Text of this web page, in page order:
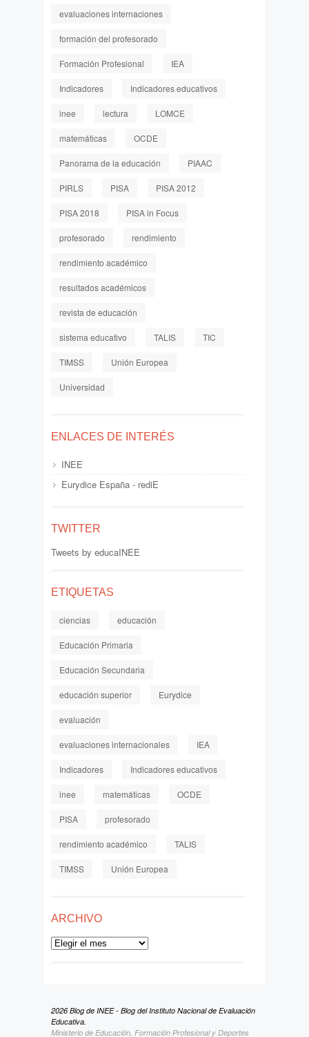
evaluaciones internaciones
formación del profesorado
Formación Profesional IEA
Indicadores Indicadores educativos
inee lectura LOMCE
matemáticas OCDE
Panorama de la educación PIAAC
PIRLS PISA PISA 2012
PISA 2018 PISA in Focus
profesorado rendimiento
rendimiento académico
resultados académicos
revista de educación
sistema educativo TALIS TIC
TIMSS Unión Europea
Universidad
ENLACES DE INTERÉS
INEE
Eurydice España - rediE
TWITTER
Tweets by educaINEE
ETIQUETAS
ciencias educación
Educación Primaria
Educación Secundaria
educación superior Eurydice
evaluación
evaluaciones internacionales IEA
Indicadores Indicadores educativos
inee matemáticas OCDE
PISA profesorado
rendimiento académico TALIS
TIMSS Unión Europea
ARCHIVO
Archivo
2026 Blog de INEE - Blog del Instituto Nacional de Evaluación
Educativa.
Ministerio de Educación, Formación Profesional y Deportes